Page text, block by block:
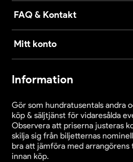
FAQ & Kontakt
Mitt konto
Information
Gör som hundratusentals andra
köp & säljtjänst för vidaresålda
Observera att priserna justeras
skilja sig från biljetternas
bra att jämföra med arrangörens
innan köp.